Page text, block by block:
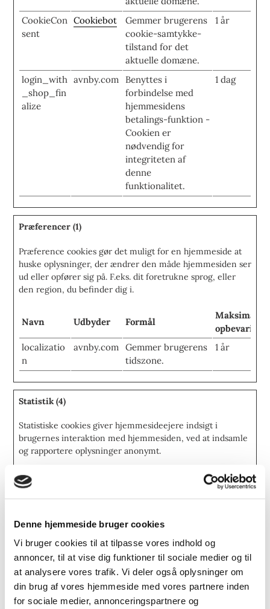
Denne hjemmeside bruger cookies
Vi bruger cookies til at tilpasse vores indhold og
annoncer, til at vise dig funktioner til sociale medier og til
at analysere vores trafik. Vi deler også oplysninger om
din brug af vores hjemmeside med vores partnere inden
for sociale medier, annonceringspartnere og
CookieCon
sent
Cookiebot
Gemmer brugerens
cookie-samtykke-
tilstand for det
aktuelle domæne.
1 år
login_with
_shop_fin
alize
avnby.com
Benyttes i
forbindelse med
hjemmesidens
betalings-funktion -
Cookien er
nødvendig for
integriteten af
denne
funktionalitet.
1 dag
Præferencer (1)
Præference cookies gør det muligt for en hjemmeside at
huske oplysninger, der ændrer den måde hjemmesiden ser
ud eller opfører sig på. F.eks. dit foretrukne sprog, eller
den region, du befinder dig i.
Navn Udbyder Formål
Maksimal
localizatio
n
avnby.com
Gemmer brugerens
tidszone.
1 år
Statistik (4)
Statistiske cookies giver hjemmesideejere indsigt i
brugernes interaktion med hjemmesiden, ved at indsamle
og rapportere oplysninger anonymt.
Navn
Maksimal
ID, der anvendes til
over hvordan den
besøgende bruger
hjemmesiden.
_ga_# Google
Anvendes af Google